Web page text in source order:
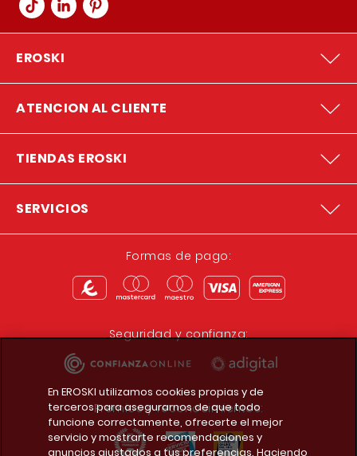
EROSKI
ATENCION AL CLIENTE
TIENDAS EROSKI
SERVICIOS
Formas de pago:
Seguridad y confianza:
Premios y reconocimientos:
En EROSKI utilizamos cookies propias y de
terceros para asegurarnos de que todo
funcione correctamente, ofrecerte el mejor
servicio y mostrarte recomendaciones y
anuncios ajustados a tus preferencias. Haciendo